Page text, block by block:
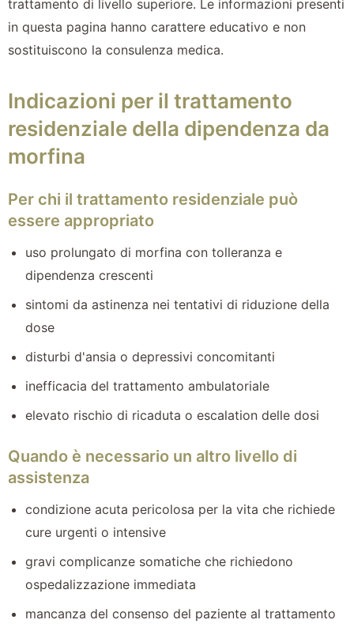
trattamento di livello superiore. Le informazioni presenti
in questa pagina hanno carattere educativo e non
sostituiscono la consulenza medica.
Indicazioni per il trattamento
residenziale della dipendenza da
morfina
Per chi il trattamento residenziale può
essere appropriato
uso prolungato di morfina con tolleranza e
dipendenza crescenti
sintomi da astinenza nei tentativi di riduzione della
dose
disturbi d'ansia o depressivi concomitanti
inefficacia del trattamento ambulatoriale
elevato rischio di ricaduta o escalation delle dosi
Quando è necessario un altro livello di
assistenza
condizione acuta pericolosa per la vita che richiede
cure urgenti o intensive
gravi complicanze somatiche che richiedono
ospedalizzazione immediata
mancanza del consenso del paziente al trattamento